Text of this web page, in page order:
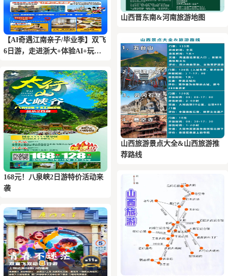
【AI奇遇江南亲子/毕业季】双飞
6日游，走进浙大+体验AI+玩转
168元！八泉峡2日游特价活动来
袭
山西晋东南&河南旅游地图
山西旅游景点大全&山西旅游推
荐路线